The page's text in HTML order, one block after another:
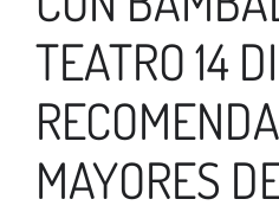
TEATRO 14
MAYORES